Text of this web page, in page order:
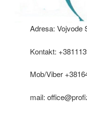
Adresa: Vojvode
Kontakt:
Mob/Viber
mail: